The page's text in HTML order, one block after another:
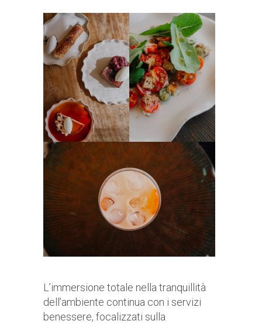
L’immersione totale nella tranquillità
dell’ambiente continua con i servizi
benessere, focalizzati sulla